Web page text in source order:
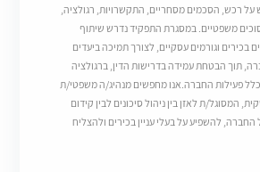
רכש, הסכמים מסחריים, התקשרויות, רגולציה,
משפטיים. במסגרת התפקיד נדרש שיתוף
בכירים וגורמים עסקיים, לצורך תמיכה ביעדים
תוך הבטחת עמידה בדרישות הדין, ברגולציה
פעילות החברה.אנו מחפשים מנהיג/ה משפטי/ת
המסוגל/ת לאזן בין ניהול סיכונים לבין קידום
להשפיע על בעלי עניין בכירים ולהצליח